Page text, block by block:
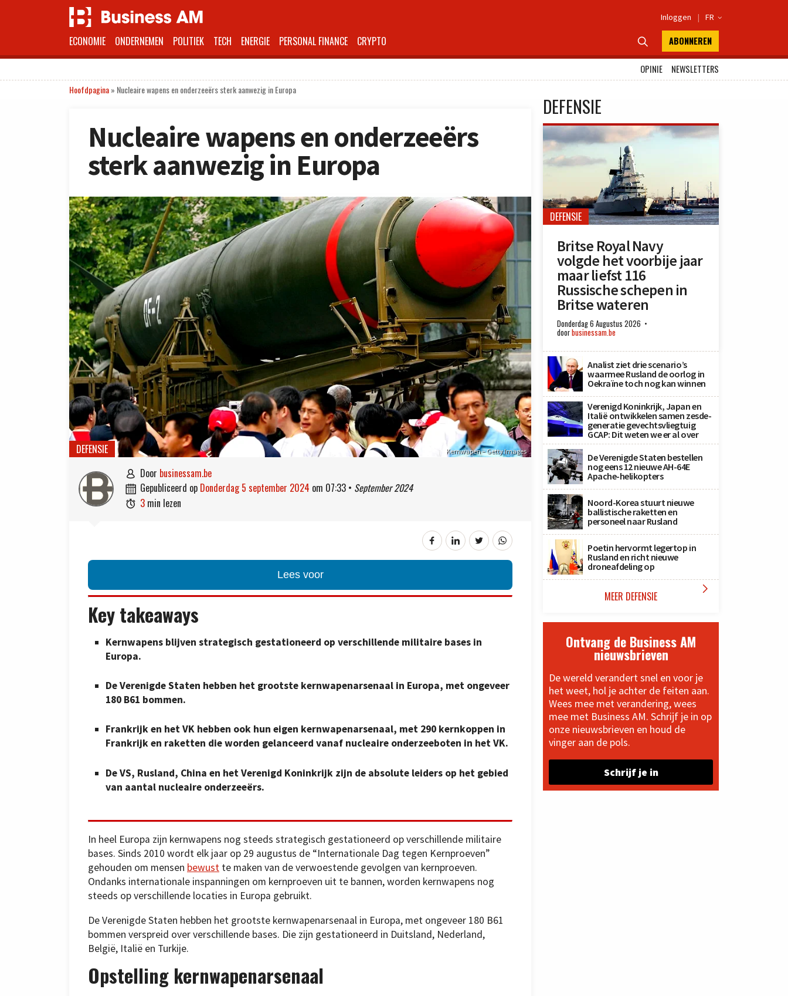
Inloggen | FR 
ECONOMIE ONDERNEMEN POLITIEK TECH ENERGIE PERSONAL FINANCE CRYPTO  ABONNEREN
OPINIE
NEWSLETTERS
Hoofdpagina» Nucleaire wapens en onderzeeërs sterk aanwezig in Europa
Nucleaire wapens en onderzeeërs
sterk aanwezig in Europa
Kernwapen – Getty Images
DEFENSIE
 door businessam.be
 gepubliceerd op donderdag 5 september 2024 om 07:33 • September 2024
 3 min lezen
Lees voor
Key takeaways
Kernwapens blijven strategisch gestationeerd op verschillende militaire bases in
Europa.
De Verenigde Staten hebben het grootste kernwapenarsenaal in Europa, met ongeveer
180 B61 bommen.
Frankrijk en het VK hebben ook hun eigen kernwapenarsenaal, met 290 kernkoppen in
Frankrijk en raketten die worden gelanceerd vanaf nucleaire onderzeeboten in het VK.
De VS, Rusland, China en het Verenigd Koninkrijk zijn de absolute leiders op het gebied
van aantal nucleaire onderzeeërs.
In heel Europa zijn kernwapens nog steeds strategisch gestationeerd op verschillende militaire
bases. Sinds 2010 wordt elk jaar op 29 augustus de “Internationale Dag tegen Kernproeven”
gehouden om mensen bewust te maken van de verwoestende gevolgen van kernproeven.
Ondanks internationale inspanningen om kernproeven uit te bannen, worden kernwapens nog
steeds op verschillende locaties in Europa gebruikt.
De Verenigde Staten hebben het grootste kernwapenarsenaal in Europa, met ongeveer 180 B61
bommen verspreid over verschillende bases. Die zijn gestationeerd in Duitsland, Nederland,
België, Italië en Turkije.
Opstelling kernwapenarsenaal
DEFENSIE
DEFENSIE
Britse Royal Navy
volgde het voorbije jaar
maar liefst 116
Russische schepen in
Britse wateren
Donderdag 6 Augustus 2026
doorbusinessam.be
Analist ziet drie scenario’s
waarmee Rusland de oorlog in
Oekraïne toch nog kan winnen
Verenigd Koninkrijk, Japan en
Italië ontwikkelen samen zesde-
generatie gevechtsvliegtuig
GCAP: Dit weten we er al over
De Verenigde Staten bestellen
nog eens 12 nieuwe AH-64E
Apache-helikopters
Noord-Korea stuurt nieuwe
ballistische raketten en
personeel naar Rusland
Poetin hervormt legertop in
Rusland en richt nieuwe
droneafdeling op
MEER DEFENSIE 
Ontvang de Business AM
nieuwsbrieven
De wereld verandert snel en voor je
het weet, hol je achter de feiten aan.
Wees mee met verandering, wees
mee met Business AM. Schrijf je in op
onze nieuwsbrieven en houd de
vinger aan de pols.
Schrijf je in